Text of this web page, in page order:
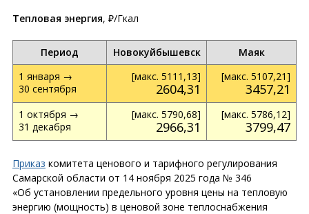
Тепловая энергия, ₽/Гкал
Период Новокуйбышевск
Маяк
1 января →
30 сентября
[макс. 5111,13]
2604,31
[макс. 5107,21]
3457,21
1 октября →
31 декабря
[макс. 5790,68]
2966,31
[макс. 5786,12]
3799,47
Приказ комитета ценового и тарифного регулирования
Самарской области от 14 ноября 2025 года № 346
«Об установлении предельного уровня цены на тепловую
энергию (мощность) в ценовой зоне теплоснабжения